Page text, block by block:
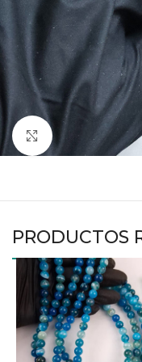
Haga clic para
PRODUCTOS